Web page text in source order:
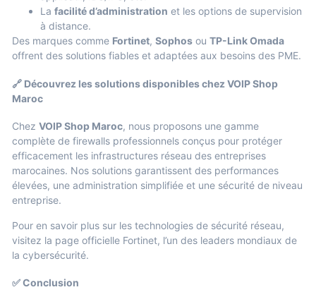
La facilité d’administration et les options de supervision
à distance.
Des marques comme Fortinet, Sophos ou TP-Link Omada
offrent des solutions fiables et adaptées aux besoins des PME.
🔗 Découvrez les solutions disponibles chez VOIP Shop
Maroc
Chez VOIP Shop Maroc, nous proposons une gamme
complète de firewalls professionnels conçus pour protéger
efficacement les infrastructures réseau des entreprises
marocaines. Nos solutions garantissent des performances
élevées, une administration simplifiée et une sécurité de niveau
entreprise.
Pour en savoir plus sur les technologies de sécurité réseau,
visitez la page officielle Fortinet, l’un des leaders mondiaux de
la cybersécurité.
✅ Conclusion